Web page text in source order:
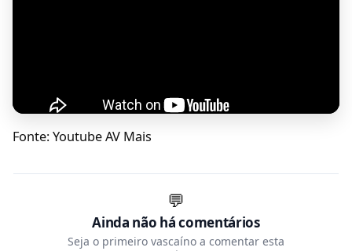
Fonte: Youtube AV Mais
💬
Ainda não há comentários
Seja o primeiro vascaíno a comentar esta